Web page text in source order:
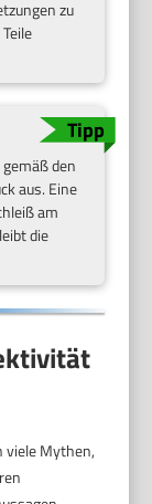
zu
den
aus. Eine
am
die
viele Mythen,